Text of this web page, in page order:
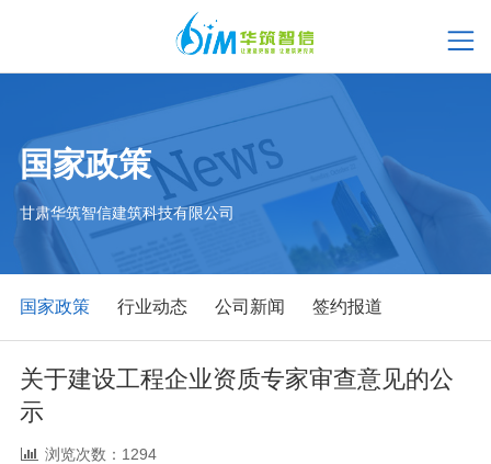
国家政策
甘肃华筑智信建筑科技有限公司
国家政策 行业动态 公司新闻 签约报道
关于建设工程企业资质专家审查意见的公
示
浏览次数：1294